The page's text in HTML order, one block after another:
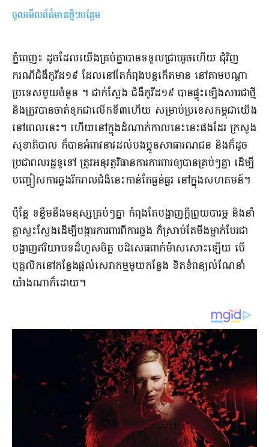
ចូលមើលព័ត៌មានថ្មីៗបន្ថែម
​ភ្នំពេញ​៖ ដូចដែល​យើង​គ្រប់គ្នា​បានទទួល​ជ្រាប​រួចហើយ ជុំវិញ​
ករណី​ជំងឺ​កូ​វីដ​១៩ ដែល​នៅតែ​កំពុង​បន្ត​កើតមាន នៅតាម​បណ្តា​
ប្រទេស​មួយចំនួន ។ ជាក់ស្តែង ជំងឺ​កូ​វីដ​១៩ បាន​ផ្ទុះឡើង​សារជាថ្មី
និង​ត្រូវបាន​ចាត់ទុកជា​លើក​ទី​៣​ហើយ សម្រាប់​ប្រទេស​កម្ពុជា​យើង​
នៅពេលនេះ​។ ហើយ​នៅក្នុង​ដំណាក់កាល​នេះ​នេះ​ផងដែរ ក្រសួង
សុខាភិបាល ក៏បាន​អំពាវនាវ​ដល់​បងប្អូន​សាធារណជន និង​ក៏​ដូច​
ប្រជាពលរដ្ឋ​ទូទៅ ត្រូវអនុវត្ត​វិធានការ​ការពារ​ឲ្យ​បាន​គ្រប់ៗ​គ្នា ដើម្បី​
បញ្ចៀស​ការឆ្លង​រីក​រាល​ជំងឺ​នេះ​កាន់តែ​ធ្ងន់ធ្ងរ នៅក្នុង​សហគមន៍​។
​ប៉ុន្តែ ទន្ទឹមនឹង​មនុស្ស​គ្រប់ៗ​គ្នា កំពុងតែ​បង្ហាញ​ក្តី​ព្រួយបារម្ភ និង​នាំ
គ្នា​ស្វះស្វែង​ដើម្បី​បង្ការ​ការពារ​ពី​ការឆ្លង ក៏​ស្រាប់តែ​មីង​ម្នាក់​បែរជា​
បង្ហាញ​ឥរិយាបទ​ដ៏​ហួសចិត្ត បដិសេធ​ពាក់​ម៉ាស​សោះឡើយ បើ​
បុគ្គលិក​នៅ​កន្លែង​ផ្តល់​សេវាកម្ម​មួយកន្លែង ខិតខំ​ពន្យល់​ណែនាំ​
យ៉ាងណាក៏ដោយ​។​